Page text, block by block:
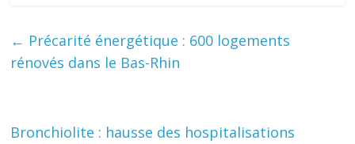
← Précarité énergétique : 600 logements
rénovés dans le Bas-Rhin
Bronchiolite : hausse des hospitalisations